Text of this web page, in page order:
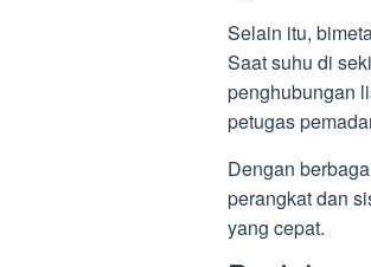
Selain itu,
Saat suhu di
penghubungan
petugas
Dengan
perangkat dan
yang cepat.